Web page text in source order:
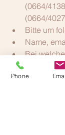
(0664/
(0664/
Bitte um
​Name,
Bei
Mysore
Phone